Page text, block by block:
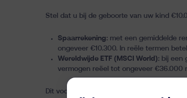
Stel dat u bij de geboorte van uw kind
Spaarrekening: met een gemiddelde
ongeveer €10.300. In reële termen
Wereldwijde ETF (MSCI World): bij een
vermogen reëel tot ongeveer €36.000
Dit voorbeeld illustreert dat ETF beleggen